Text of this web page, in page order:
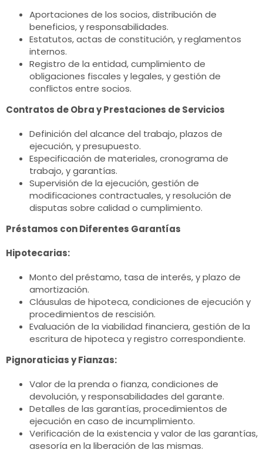
Aportaciones de los socios, distribución de
beneficios, y responsabilidades.
Estatutos, actas de constitución, y reglamentos
internos.
Registro de la entidad, cumplimiento de
obligaciones fiscales y legales, y gestión de
conflictos entre socios.
Contratos de Obra y Prestaciones de Servicios
Definición del alcance del trabajo, plazos de
ejecución, y presupuesto.
Especificación de materiales, cronograma de
trabajo, y garantías.
Supervisión de la ejecución, gestión de
modificaciones contractuales, y resolución de
disputas sobre calidad o cumplimiento.
Préstamos con Diferentes Garantías
Hipotecarias:
Monto del préstamo, tasa de interés, y plazo de
amortización.
Cláusulas de hipoteca, condiciones de ejecución y
procedimientos de rescisión.
Evaluación de la viabilidad financiera, gestión de la
escritura de hipoteca y registro correspondiente.
Pignoraticias y Fianzas:
Valor de la prenda o fianza, condiciones de
devolución, y responsabilidades del garante.
Detalles de las garantías, procedimientos de
ejecución en caso de incumplimiento.
Verificación de la existencia y valor de las garantías,
asesoría en la liberación de las mismas.